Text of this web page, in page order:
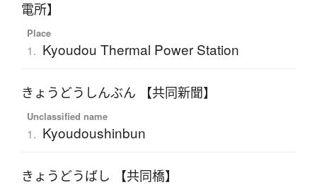
電所】
Place
1. Kyoudou Thermal Power Station
きょうどうしんぶん 【共同新聞】
Unclassified name
1. Kyoudoushinbun
きょうどうばし 【共同橋】